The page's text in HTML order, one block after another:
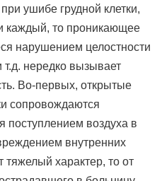
ушибе грудной клетки,
каждый, то проникающее
нарушением целостности
т.д. нередко вызывает
Во-первых, открытые
сопровождаются
поступлением воздуха в
внутренних
тяжелый характер, то от